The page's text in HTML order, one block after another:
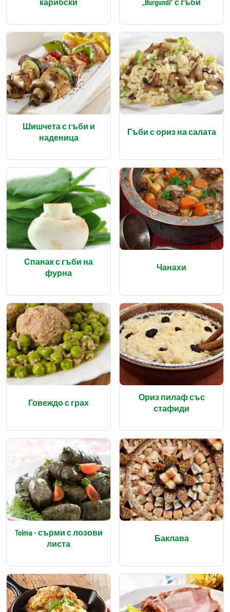
Шишчета с гъби и
наденица
Гъби с ориз на салата
Спанак с гъби на
фурна
Чанахи
Говеждо с грах
Ориз пилаф със
стафиди
Tolma - сърми с лозови
листа
Баклава